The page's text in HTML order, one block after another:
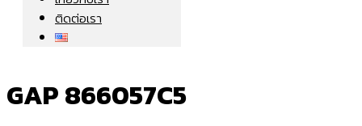
ติดต่อเรา
GAP 866057C5